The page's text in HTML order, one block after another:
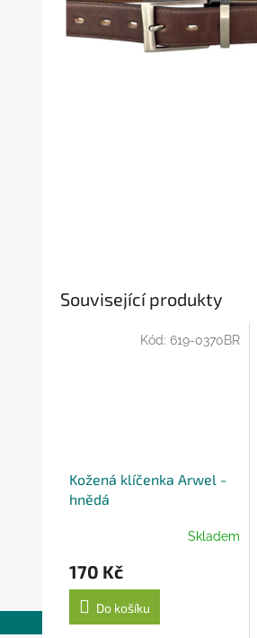
Související produkty
Kožená klíčenka Arwel -
hnědá
Skladem
170 Kč
Do košíku
Kód: 619-0370BR